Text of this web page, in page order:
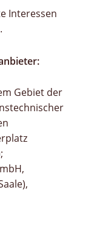
Interessen
Gebiet der